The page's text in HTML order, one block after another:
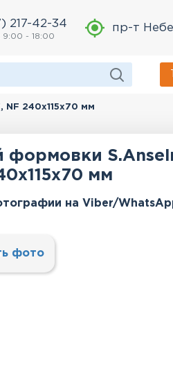
217-42-34
9:00 - 18:00
пр-т
NF 240x115x70 мм
формовки
мм
на Viber/
фото